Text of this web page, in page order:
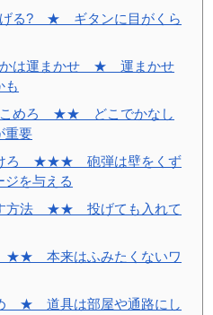
げる? ★ ギタンに目がくら
かは運まかせ ★ 運まかせ
も
こめろ ★★ どこでかなし
重要
けろ ★★★ 砲弾は壁をくず
を与える
す方法 ★★ 投げても入れて
★★ 本来はふみたくないワ
★ 道具は部屋や通路にし